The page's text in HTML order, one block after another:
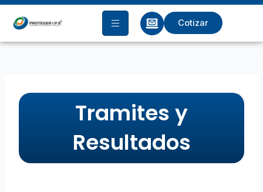
Ir
contenido
Cotizar
Tramites y
Resultados